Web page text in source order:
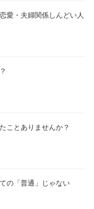
愛・夫婦関係しんどい人
ことありませんか？
の「普通」じゃない